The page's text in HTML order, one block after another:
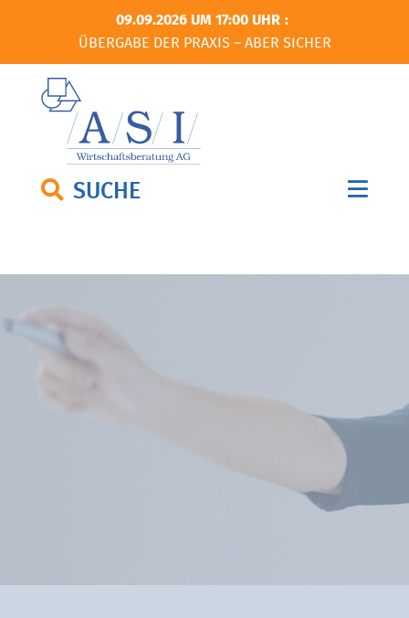
09.09.2026 UM 17:00 UHR
ÜBERGABE DER PRAXIS – ABER SICHER
SUCHE